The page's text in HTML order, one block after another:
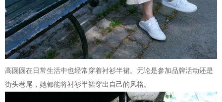
高圆圆在日常生活中也经常穿着衬衫半裙。无论是参加品牌活动还是
街头巷尾，她都能将衬衫半裙穿出自己的风格。